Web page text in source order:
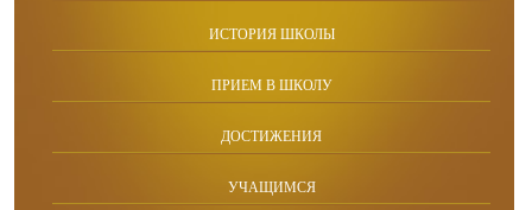
ИСТОРИЯ ШКОЛЫ
ПРИЕМ В ШКОЛУ
ДОСТИЖЕНИЯ
УЧАЩИМСЯ